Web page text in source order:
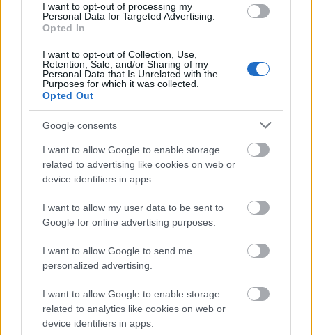
I want to opt-out of processing my
Personal Data for Targeted Advertising.
Opted In
I want to opt-out of Collection, Use,
Retention, Sale, and/or Sharing of my
Personal Data that Is Unrelated with the
Purposes for which it was collected.
Opted Out
Google consents
I want to allow Google to enable storage
related to advertising like cookies on web or
device identifiers in apps.
I want to allow my user data to be sent to
Google for online advertising purposes.
I want to allow Google to send me
personalized advertising.
I want to allow Google to enable storage
related to analytics like cookies on web or
device identifiers in apps.
αποθηκευτεί σωστά, ο κιμάς μπορεί να διατηρηθεί
στο ψυγείο για έως και δύο ημέρες.